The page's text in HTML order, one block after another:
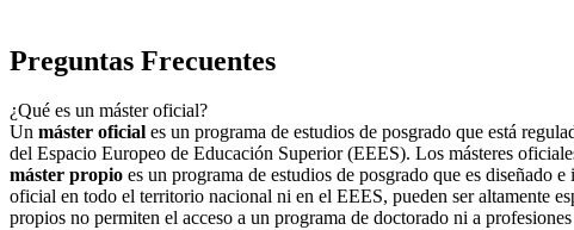
Preguntas Frecuentes
¿Qué es un máster oficial?
Un máster oficial es un programa de estudios de posgrado que está
del Espacio Europeo de Educación Superior (EEES). Los másteres
máster propio es un programa de estudios de posgrado que es
oficial en todo el territorio nacional ni en el EEES, pueden ser altamente
propios no permiten el acceso a un programa de doctorado ni a